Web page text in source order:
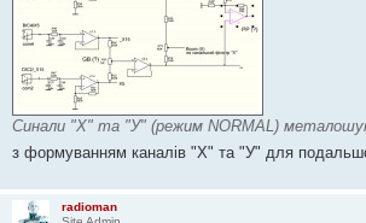
Синали "Х" та "У" (режим NORMAL)
з формуванням каналів "Х" та "У" для
radioman